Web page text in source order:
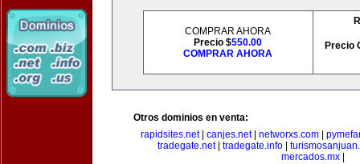
COMPRAR AHORA
Precio $550.00
COMPRAR AHORA
Precio
Otros dominios en venta:
rapidsites.net| canjes.net| networxs.com|
tradegate.net| tradegate.info
mercados.mx|